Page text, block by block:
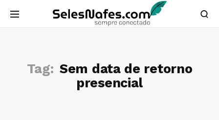
Tag: Sem data de retorno
presencial